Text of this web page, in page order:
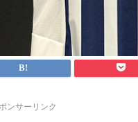
ンサーリンク